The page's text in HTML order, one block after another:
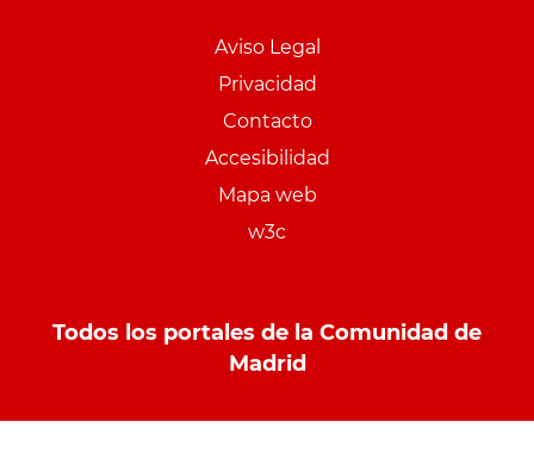
Aviso Legal
Privacidad
Contacto
Accesibilidad
Mapa web
w3c
Todos los portales de la Comunidad de
Madrid